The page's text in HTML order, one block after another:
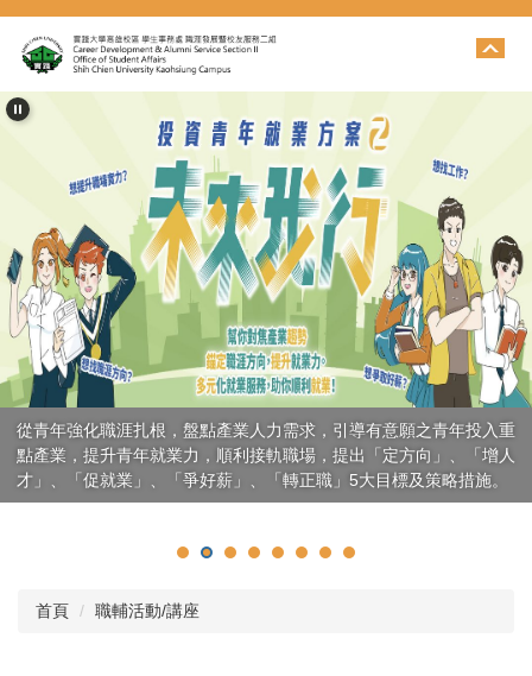
跳
到
主
要
內
從青年強化職涯扎根，盤點產業人力需求，引導有意願之青年投入重
點產業，提升青年就業力，順利接軌職場，提出「定方向」、「增人
才」、「促就業」、「爭好薪」、「轉正職」5大目標及策略措施。
海外求職勿輕心
首頁 職輔活動/講座